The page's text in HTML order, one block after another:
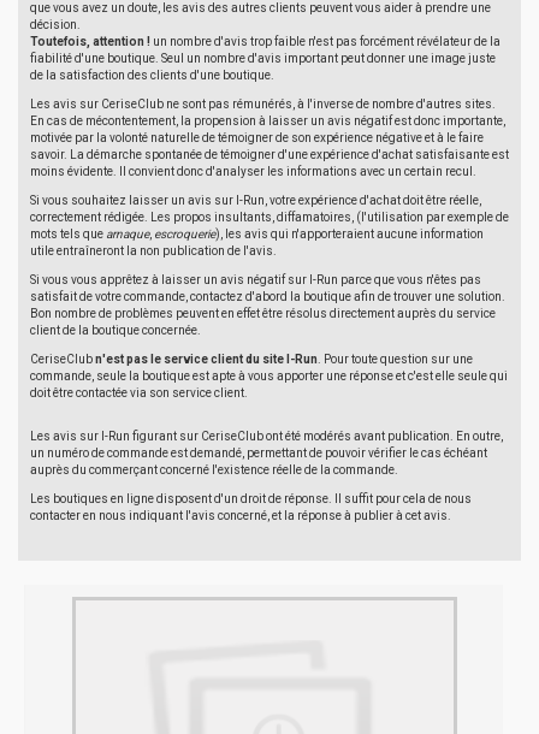
que vous avez un doute, les avis des autres clients peuvent vous aider à prendre une
décision.
Toutefois, attention ! un nombre d'avis trop faible n'est pas forcément révélateur de la
fiabilité d'une boutique. Seul un nombre d'avis important peut donner une image juste
de la satisfaction des clients d'une boutique.
Les avis sur CeriseClub ne sont pas rémunérés, à l'inverse de nombre d'autres sites.
En cas de mécontentement, la propension à laisser un avis négatif est donc importante,
motivée par la volonté naturelle de témoigner de son expérience négative et à le faire
savoir. La démarche spontanée de témoigner d'une expérience d'achat satisfaisante est
moins évidente. Il convient donc d'analyser les informations avec un certain recul.
Si vous souhaitez laisser un avis sur I-Run, votre expérience d'achat doit être réelle,
correctement rédigée. Les propos insultants, diffamatoires, (l'utilisation par exemple de
mots tels que arnaque, escroquerie), les avis qui n'apporteraient aucune information
utile entraîneront la non publication de l'avis.
Si vous vous apprêtez à laisser un avis négatif sur I-Run parce que vous n'êtes pas
satisfait de votre commande, contactez d'abord la boutique afin de trouver une solution.
Bon nombre de problèmes peuvent en effet être résolus directement auprès du service
client de la boutique concernée.
CeriseClubn'est pas le service client du site I-Run . Pour toute question sur une
commande, seule la boutique est apte à vous apporter une réponse et c'est elle seule qui
doit être contactée via son service client.
Les avis sur I-Run figurant sur CeriseClub ont été modérés avant publication. En outre,
un numéro de commande est demandé, permettant de pouvoir vérifier le cas échéant
auprès du commerçant concerné l'existence réelle de la commande.
Les boutiques en ligne disposent d'un droit de réponse. Il suffit pour cela de nous
contacter en nous indiquant l'avis concerné, et la réponse à publier à cet avis.